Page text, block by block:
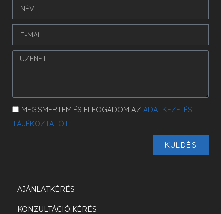
MEGISMERTEM ÉS ELFOGADOM AZ ADATKEZELÉSI
TÁJÉKOZTATÓT
KÜLDÉS
AJÁNLATKÉRÉS
KONZULTÁCIÓ KÉRÉS